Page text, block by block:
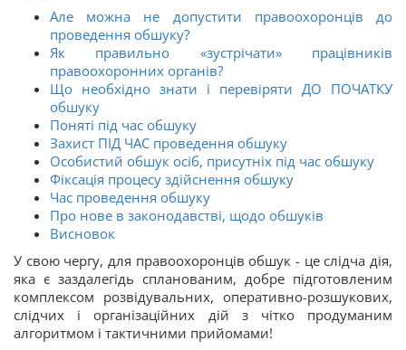
Але можна не допустити правоохоронців до
проведення обшуку?
Як правильно «зустрічати» працівників
правоохоронних органів?
Що необхідно знати і перевіряти ДО ПОЧАТКУ
обшуку
Поняті під час обшуку
Захист ПІД ЧАС проведення обшуку
Особистий обшук осіб, присутніх під час обшуку
Фіксація процесу здійснення обшуку
Час проведення обшуку
Про нове в законодавстві, щодо обшуків
Висновок
У свою чергу, для правоохоронців обшук - це слідча дія,
яка є заздалегідь спланованим, добре підготовленим
комплексом розвідувальних, оперативно-розшукових,
слідчих і організаційних дій з чітко продуманим
алгоритмом і тактичними прийомами!